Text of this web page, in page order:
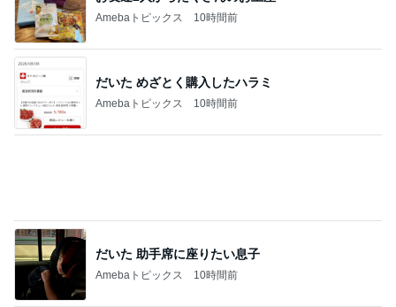
Amebaトピックス 10時間前
だいた めざとく購入したハラミ
Amebaトピックス 10時間前
だいた 助手席に座りたい息子
Amebaトピックス 10時間前